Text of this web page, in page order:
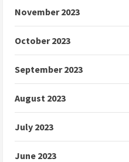
November 2023
October 2023
September 2023
August 2023
July 2023
June 2023